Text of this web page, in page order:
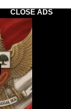
CLOSE ADS